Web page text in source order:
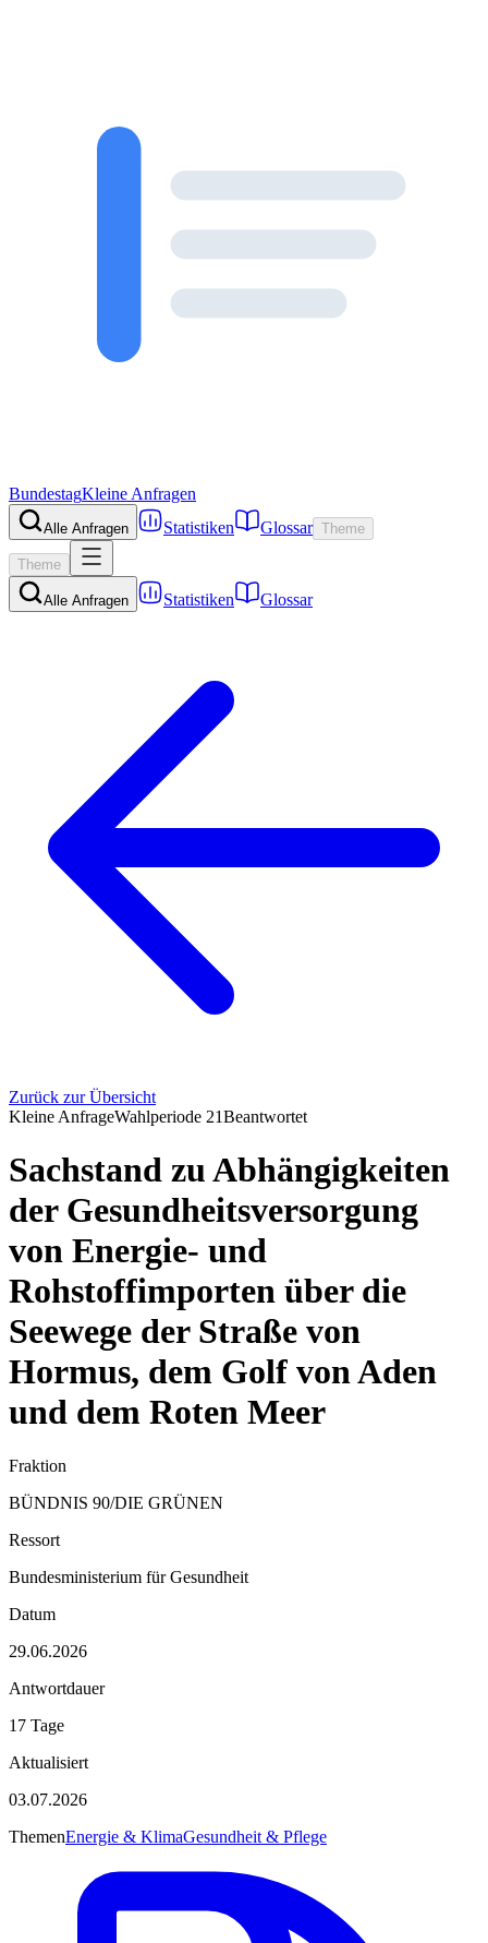
BundestagKleine Anfragen
Alle Anfragen Statistiken Glossar Theme
Theme
Alle Anfragen Statistiken Glossar
Zurück zur Übersicht
Kleine AnfrageWahlperiode 21Beantwortet
Sachstand zu Abhängigkeiten
der Gesundheitsversorgung
von Energie- und
Rohstoffimporten über die
Seewege der Straße von
Hormus, dem Golf von Aden
und dem Roten Meer
Fraktion
BÜNDNIS 90/DIE GRÜNEN
Ressort
Bundesministerium für Gesundheit
Datum
29.06.2026
Antwortdauer
17 Tage
Aktualisiert
03.07.2026
ThemenEnergie & KlimaGesundheit & Pflege